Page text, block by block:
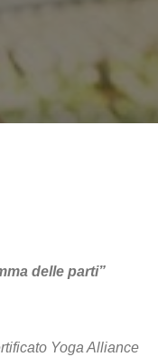
delle parti”
Yoga Alliance